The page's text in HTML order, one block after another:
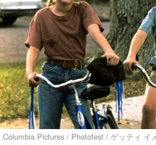
Columbia Pictures / Photofest / ゲッティ イ